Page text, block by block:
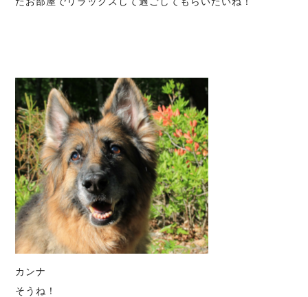
カンナ
そうね！